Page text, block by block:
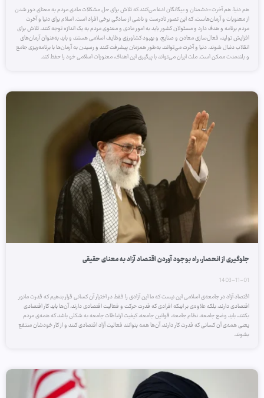
هم دنیا، هم آخرت-دشمنان و بیگانگان ادعا می‌کنند که تلاش برای حل مشکلات مادی مردم به معنای دور شدن
از معنویات و آرمان‌هاست، که این تصور نادرست و ناشی از سادگی برخی افراد است. اسلام برای دنیا و آخرت
مردم برنامه و هدف دارد و مسئولان کشور باید به امور مادی و معنوی مردم به یک اندازه توجه کنند. تلاش برای
افزایش تولید، فعال‌سازی معادن و صنایع، و بهبود کشاورزی وظایف اسلامی هستند و باید به‌عنوان آرمان‌های
انقلاب دنبال شوند. دنیا و آخرت می‌توانند به‌طور همزمان پیشرفت کنند و رسیدن به آرمان‌ها با برنامه‌ریزی جامع
و بلندمدت ممکن است. ملت ایران می‌تواند با پیگیری این اهداف، معنویات اسلامی خود را حفظ کند.
جلوگیری از انحصار، راه بوجود آوردن اقتصاد آزاد به معنای حقیقی
1403-11-01
اقتصاد آزاد در جامعه‌ی اسلامی این نیست که ما این آزادی را فقط در اختیار آن کسانی قرار بدهیم که قدرت مانور
اقتصادی دارند، بلکه علاوه‌ی بر اینکه افرادی که قدرت حرکت و فعالیت اقتصادی دارند، آن‌ها باید کار اقتصادی
بکنند، باید وضع جامعه، نظام جامعه، قوانین جامعه، کیفیت ارتباطات جامعه به شکلی باشد که همه‌ی مردم
یعنی همه‌ی آن کسانی که قدرت کار دارند، آن‌ها همه بتوانند فعالیت آزاد اقتصادی کنند و از کار خودشان منتفع
بشوند.